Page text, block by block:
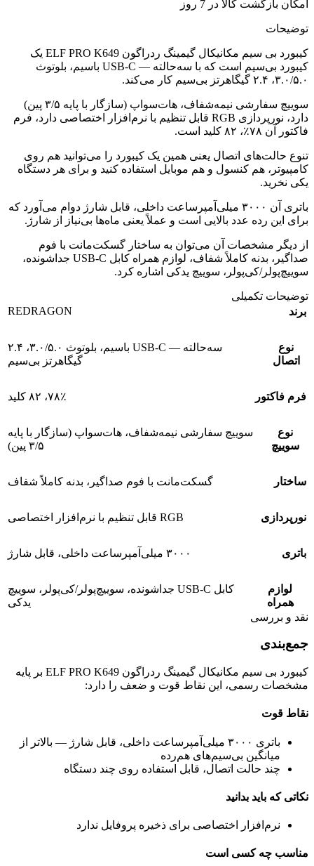
امکان بازگشت کالا در 7 روز
توضیحات
کیبورد بی سیم مکانیکال گیمینگ ردراگون ELF PRO K649 یک
کیبورد بی‌سیم است که با سه‌حالته — USB-C باسیم، بلوتوث
۳.۰/۵.۰، ۲.۴ گیگاهرتز بی‌سیم کار می‌کند.
سوییچ سفارشی نیمه‌شفاف، هات‌سواپ (سازگار با پایه ۳/۵ پین)
دارد، نورپردازی RGB قابل تنظیم با نرم‌افزار اختصاصی دارد، فرم
فاکتور آن ۷۸٪، ۸۲ کلید است.
تنوع حالت‌های اتصال یعنی همین یک کیبورد را می‌توانید هم روی
کامپیوتر، هم کنسول و هم موبایل استفاده کنید و برای هر دستگاه
یکی نخرید.
باتری آن ۳۰۰۰ میلی‌آمپرساعت داخلی، قابل شارژ دوام می‌آورد که
برای این رده عدد بالایی است و عملاً یعنی ماه‌ها بی‌نیاز از شارژ.
از دیگر مشخصات آن می‌توان به ساختار گسکت‌مانت با فوم
صداگیر، بدنه کاملاً شفاف، لوازم همراه کابل USB-C جداشونده،
سوییچ‌پولر/کی‌پولر، سوییچ یدکی اشاره کرد.
توضیحات تکمیلی
برند
REDRAGON
نوع
اتصال
سه‌حالته — USB-C باسیم، بلوتوث ۳.۰/۵.۰، ۲.۴
گیگاهرتز بی‌سیم
فرم فاکتور ۷۸٪، ۸۲ کلید
نوع
سوییچ
سوییچ سفارشی نیمه‌شفاف، هات‌سواپ (سازگار با پایه
۳/۵ پین)
ساختار گسکت‌مانت با فوم صداگیر، بدنه کاملاً شفاف
نورپردازی RGB قابل تنظیم با نرم‌افزار اختصاصی
باتری ۳۰۰۰ میلی‌آمپرساعت داخلی، قابل شارژ
لوازم
همراه
کابل USB-C جداشونده، سوییچ‌پولر/کی‌پولر، سوییچ
یدکی
نقد و بررسی
جمع‌بندی
کیبورد بی سیم مکانیکال گیمینگ ردراگون ELF PRO K649 بر پایه
مشخصات رسمی، این نقاط قوت و ضعف را دارد:
نقاط قوت
باتری ۳۰۰۰ میلی‌آمپرساعت داخلی، قابل شارژ — بالاتر از
میانگین بی‌سیم‌های هم‌رده
چند حالت اتصال، قابل استفاده روی چند دستگاه
نکاتی که باید بدانید
نرم‌افزار اختصاصی برای ذخیره پروفایل ندارد
مناسب چه کسی است